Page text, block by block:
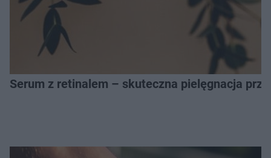
Serum z retinalem – skuteczna pielęgnacja